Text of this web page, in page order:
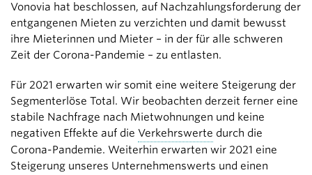
Vonovia hat beschlossen, auf Nachzahlungsforderung der
entgangenen Mieten zu verzichten und damit bewusst
ihre Mieterinnen und Mieter – in der für alle schweren
Zeit der Corona-Pandemie – zu entlasten.
Für 2021 erwarten wir somit eine weitere Steigerung der
Segmenterlöse Total. Wir beobachten derzeit ferner eine
stabile Nachfrage nach Mietwohnungen und keine
negativen Effekte auf die Verkehrswerte durch die
Corona-Pandemie. Weiterhin erwarten wir 2021 eine
Steigerung unseres Unternehmenswerts und einen